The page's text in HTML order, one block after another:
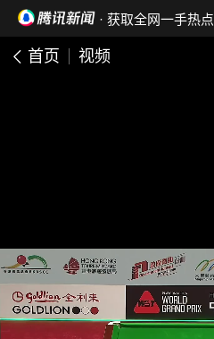
· 获取全网一手热点
首页 视频